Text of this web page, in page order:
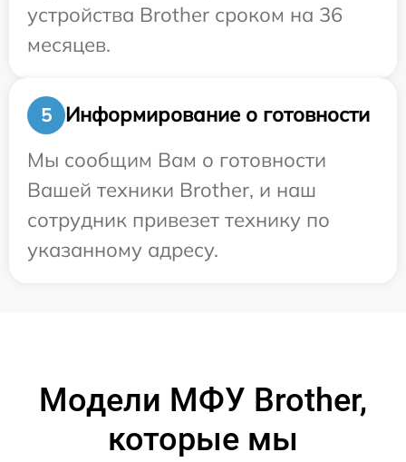
устройства Brother сроком на 36
месяцев.
5
Информирование о готовности
Мы сообщим Вам о готовности
Вашей техники Brother, и наш
сотрудник привезет технику по
указанному адресу.
Модели МФУ Brother,
которые мы